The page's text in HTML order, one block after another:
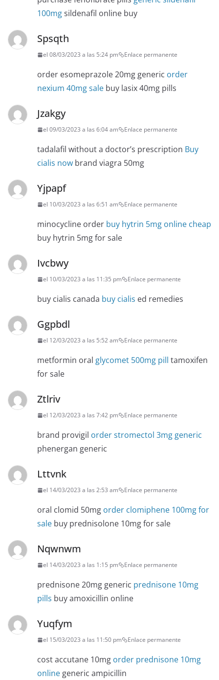
100mgsildenafil online buy
Spsqth
el 08/03/2023 a las 5:24 pm Enlace permanente
order esomeprazole 20mg generic order
nexium 40mg sale buy lasix 40mg pills
Jzakgy
el 09/03/2023 a las 6:04 am Enlace permanente
tadalafil without a doctor’s prescription Buy
cialis now brand viagra 50mg
Yjpapf
el 10/03/2023 a las 6:51 am Enlace permanente
minocycline order buy hytrin 5mg online cheap
buy hytrin 5mg for sale
Ivcbwy
el 10/03/2023 a las 11:35 pm Enlace permanente
buy cialis canada buy cialis ed remedies
Ggpbdl
el 12/03/2023 a las 5:52 am Enlace permanente
metformin oral glycomet 500mg pill tamoxifen
for sale
Ztlriv
el 12/03/2023 a las 7:42 pm Enlace permanente
brand provigil order stromectol 3mg generic
phenergan generic
Lttvnk
el 14/03/2023 a las 2:53 am Enlace permanente
oral clomid 50mg order clomiphene 100mg for
sale buy prednisolone 10mg for sale
Nqwnwm
el 14/03/2023 a las 1:15 pm Enlace permanente
prednisone 20mg generic prednisone 10mg
pills buy amoxicillin online
Yuqfym
el 15/03/2023 a las 11:50 pm Enlace permanente
cost accutane 10mg order prednisone 10mg
online generic ampicillin